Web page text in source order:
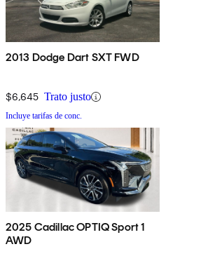
2013 Dodge Dart SXT FWD
$6,645 Trato justo
Incluye tarifas de conc.
2025 Cadillac OPTIQ Sport 1
AWD